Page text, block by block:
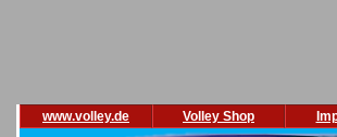
www.volley.de Volley Shop